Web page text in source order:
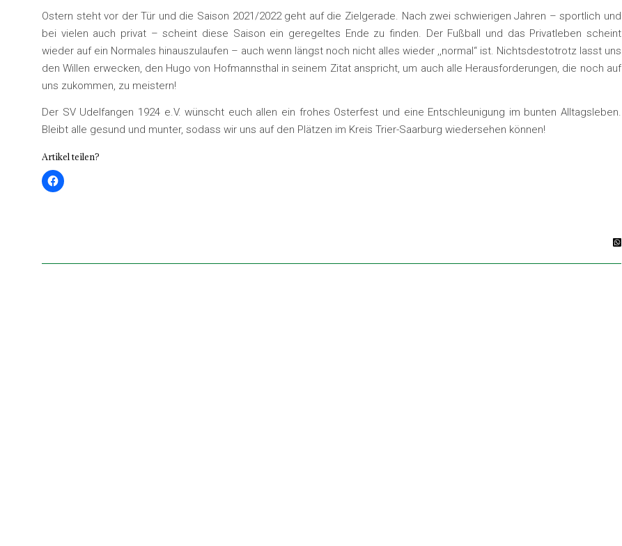
Ostern steht vor der Tür und die Saison 2021/2022 geht auf die Zielgerade. Nach zwei schwierigen Jahren – sportlich und
bei vielen auch privat – scheint diese Saison ein geregeltes Ende zu finden. Der Fußball und das Privatleben scheint
wieder auf ein Normales hinauszulaufen – auch wenn längst noch nicht alles wieder ,,normal“ ist. Nichtsdestotrotz lasst uns
den Willen erwecken, den Hugo von Hofmannsthal in seinem Zitat anspricht, um auch alle Herausforderungen, die noch auf
uns zukommen, zu meistern!
Der SV Udelfangen 1924 e.V. wünscht euch allen ein frohes Osterfest und eine Entschleunigung im bunten Alltagsleben.
Bleibt alle gesund und munter, sodass wir uns auf den Plätzen im Kreis Trier-Saarburg wiedersehen können!
Artikel teilen?